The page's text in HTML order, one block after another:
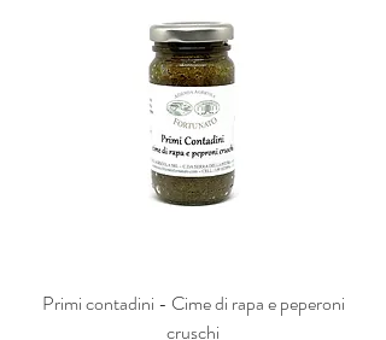
Primi contadini - Cime di rapa e peperoni
cruschi